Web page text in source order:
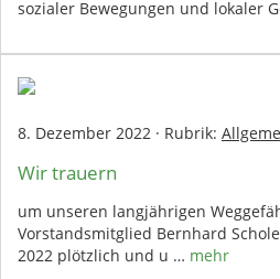
sozialer Bewegungen und lokaler
8. Dezember 2022 · Rubrik:
Wir trauern
um unseren langjährigen
Vorstandsmitglied Bernhard
2022 plötzlich und u … mehr